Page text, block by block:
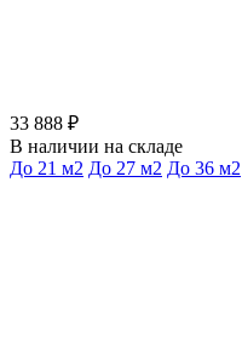
33 888 ₽
В наличии на складе
До 21 м2 До 27 м2 До 36 м2